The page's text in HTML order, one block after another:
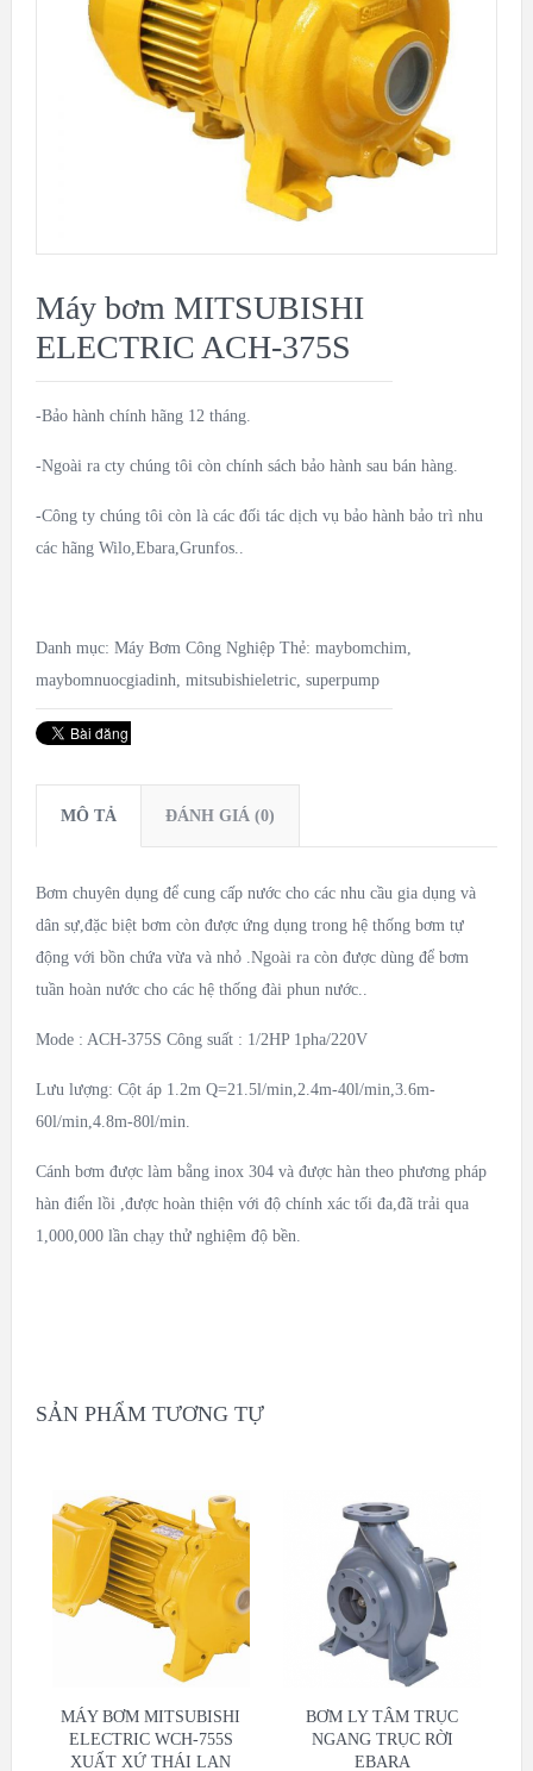
Máy bơm MITSUBISHI
ELECTRIC ACH-375S
-Bảo hành chính hãng 12 tháng.
-Ngoài ra cty chúng tôi còn chính sách bảo hành sau bán hàng.
-Công ty chúng tôi còn là các đối tác dịch vụ bảo hành bảo trì nhu
các hãng Wilo,Ebara,Grunfos..
Danh mục: Máy Bơm Công Nghiệp Thẻ: maybomchim,
maybomnuocgiadinh, mitsubishieletric, superpump
MÔ TẢ ĐÁNH GIÁ (0)
Bơm chuyên dụng để cung cấp nước cho các nhu cầu gia dụng và
dân sự,đặc biệt bơm còn được ứng dụng trong hệ thống bơm tự
động với bồn chứa vừa và nhỏ .Ngoài ra còn được dùng để bơm
tuần hoàn nước cho các hệ thống đài phun nước..
Mode : ACH-375S Công suất : 1/2HP 1pha/220V
Lưu lượng: Cột áp 1.2m Q=21.5l/min,2.4m-40l/min,3.6m-
60l/min,4.8m-80l/min.
Cánh bơm được làm bằng inox 304 và được hàn theo phương pháp
hàn điển lồi ,được hoàn thiện với độ chính xác tối đa,đã trải qua
1,000,000 lần chạy thử nghiệm độ bền.
SẢN PHẨM TƯƠNG TỰ
MÁY BƠM MITSUBISHI
ELECTRIC WCH-755S
XUẤT XỨ THÁI LAN
BƠM LY TÂM TRỤC
NGANG TRỤC RỜI
EBARA